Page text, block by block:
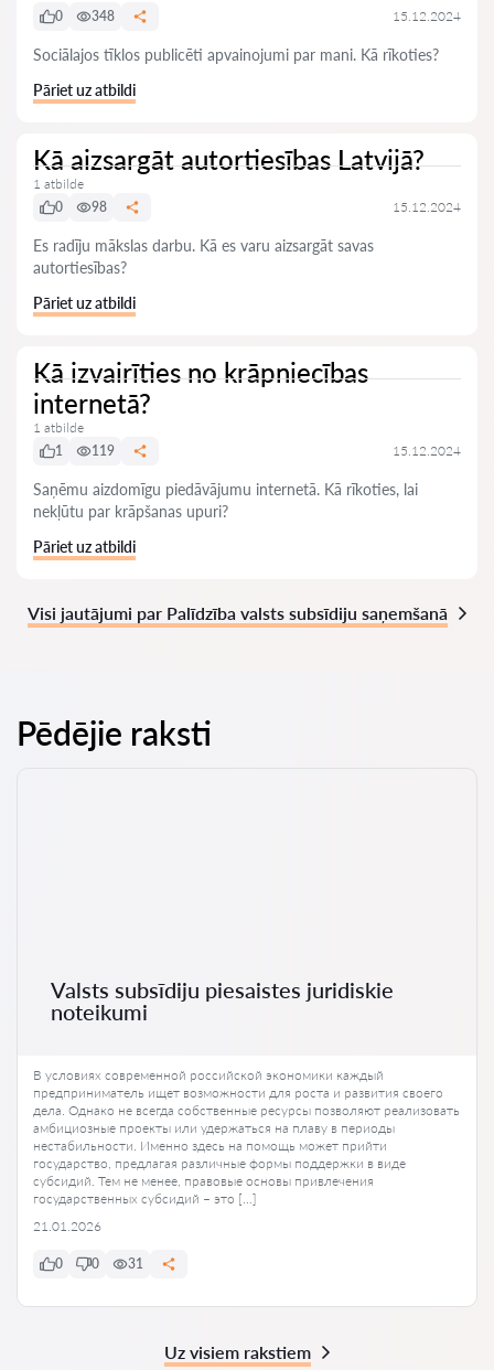
0
348 15.12.2024
Sociālajos tīklos publicēti apvainojumi par mani. Kā rīkoties?
Pāriet uz atbildi
Kā aizsargāt autortiesības Latvijā?
1 atbilde
0
98 15.12.2024
Es radīju mākslas darbu. Kā es varu aizsargāt savas
autortiesības?
Pāriet uz atbildi
Kā izvairīties no krāpniecības
internetā?
1 atbilde
1
119 15.12.2024
Saņēmu aizdomīgu piedāvājumu internetā. Kā rīkoties, lai
nekļūtu par krāpšanas upuri?
Pāriet uz atbildi
Visi jautājumi par Palīdzība valsts subsīdiju saņemšanā
Pēdējie raksti
Valsts subsīdiju piesaistes juridiskie
noteikumi
В условиях современной российской экономики каждый
предприниматель ищет возможности для роста и развития своего
дела. Однако не всегда собственные ресурсы позволяют реализовать
амбициозные проекты или удержаться на плаву в периоды
нестабильности. Именно здесь на помощь может прийти
государство, предлагая различные формы поддержки в виде
субсидий. Тем не менее, правовые основы привлечения
государственных субсидий – это […]
21.01.2026
0 0 31
Uz visiem rakstiem